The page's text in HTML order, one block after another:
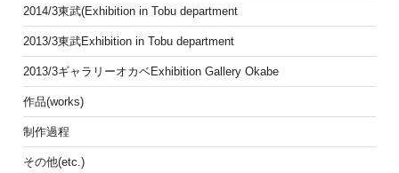
2014/3東武(Exhibition in Tobu department
2013/3東武Exhibition in Tobu department
2013/3ギャラリーオカベExhibition Gallery Okabe
作品(works)
制作過程
その他(etc.)